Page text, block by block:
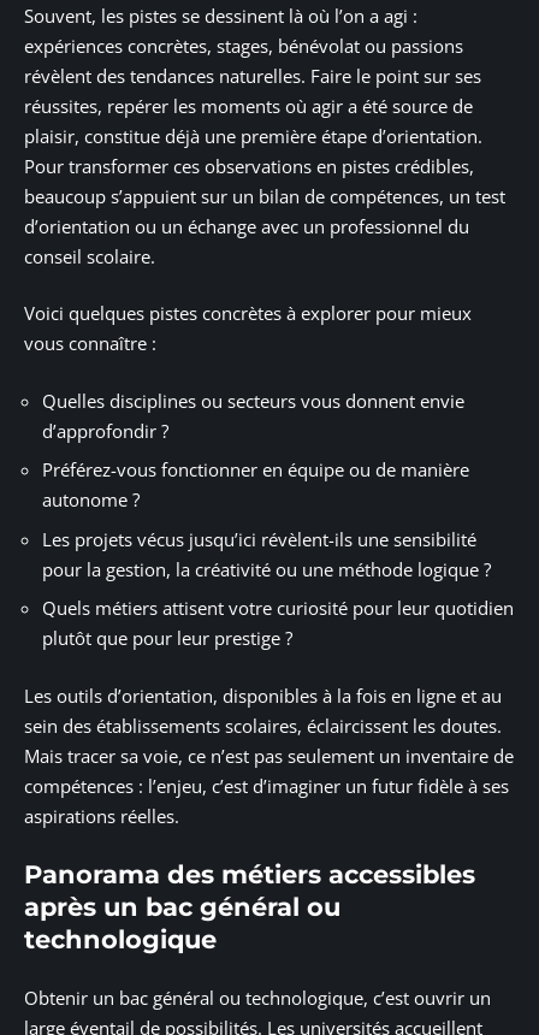
Souvent, les pistes se dessinent là où l’on a agi :
expériences concrètes, stages, bénévolat ou passions
révèlent des tendances naturelles. Faire le point sur ses
réussites, repérer les moments où agir a été source de
plaisir, constitue déjà une première étape d’orientation.
Pour transformer ces observations en pistes crédibles,
beaucoup s’appuient sur un bilan de compétences, un test
d’orientation ou un échange avec un professionnel du
conseil scolaire.
Voici quelques pistes concrètes à explorer pour mieux
vous connaître :
Quelles disciplines ou secteurs vous donnent envie
d’approfondir ?
Préférez-vous fonctionner en équipe ou de manière
autonome ?
Les projets vécus jusqu’ici révèlent-ils une sensibilité
pour la gestion, la créativité ou une méthode logique ?
Quels métiers attisent votre curiosité pour leur quotidien
plutôt que pour leur prestige ?
Les outils d’orientation, disponibles à la fois en ligne et au
sein des établissements scolaires, éclaircissent les doutes.
Mais tracer sa voie, ce n’est pas seulement un inventaire de
compétences : l’enjeu, c’est d’imaginer un futur fidèle à ses
aspirations réelles.
Panorama des métiers accessibles
après un bac général ou
technologique
Obtenir un bac général ou technologique, c’est ouvrir un
large éventail de possibilités. Les universités accueillent